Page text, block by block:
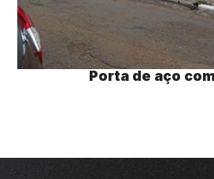
Porta de aço